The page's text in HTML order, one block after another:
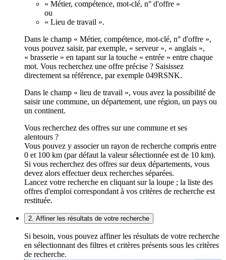
« Métier, compétence, mot-clé, n° d'offre »
ou
« Lieu de travail ».
Dans le champ « Métier, compétence, mot-clé, n° d'offre »,
vous pouvez saisir, par exemple, « serveur », « anglais »,
« brasserie » en tapant sur la touche « entrée » entre chaque
mot. Vous recherchez une offre précise ? Saisissez
directement sa référence, par exemple 049RSNK.
Dans le champ « lieu de travail », vous avez la possibilité de
saisir une commune, un département, une région, un pays ou
un continent.
Vous recherchez des offres sur une commune et ses
alentours ?
Vous pouvez y associer un rayon de recherche compris entre
0 et 100 km (par défaut la valeur sélectionnée est de 10 km).
Si vous recherchez des offres sur deux départements, vous
devez alors effectuer deux recherches séparées.
Lancez votre recherche en cliquant sur la loupe ; la liste des
offres d'emploi correspondant à vos critères de recherche est
restituée.
2. Affiner les résultats de votre recherche
Si besoin, vous pouvez affiner les résultats de votre recherche
en sélectionnant des filtres et critères présents sous les critères
de recherche.